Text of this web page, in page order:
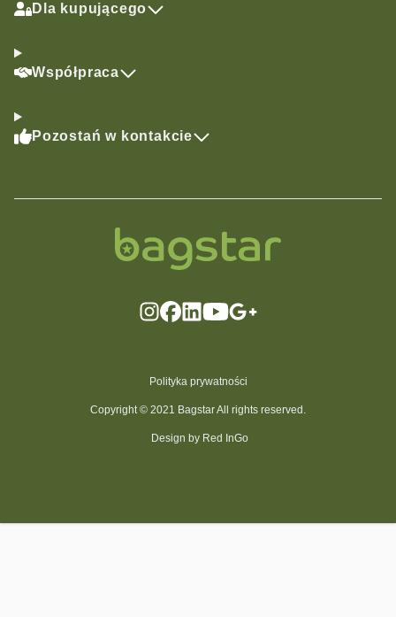
Dla kupującego
Współpraca
Pozostań w kontakcie
Polityka prywatności
Copyright © 2021 Bagstar All rights reserved.
Design by Red InGo